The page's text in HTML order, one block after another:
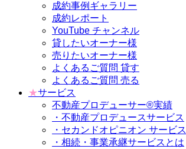
成約事例ギャラリー
成約レポート
YouTube チャンネル
貸したいオーナー様
売りたいオーナー様
よくあるご質問 貸す
よくあるご質問 売る
★サービス
不動産プロデューサー®実績
・不動産プロデュースサービス
・セカンドオピニオン サービス
・相続・事業承継サービスとは